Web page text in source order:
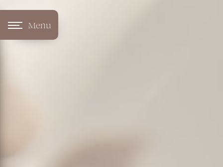
Menu